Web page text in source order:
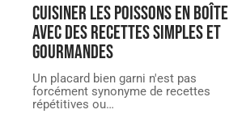
Cuisiner les poissons en boîte
avec des recettes simples et
gourmandes
Un placard bien garni n'est pas
forcément synonyme de recettes
répétitives ou…